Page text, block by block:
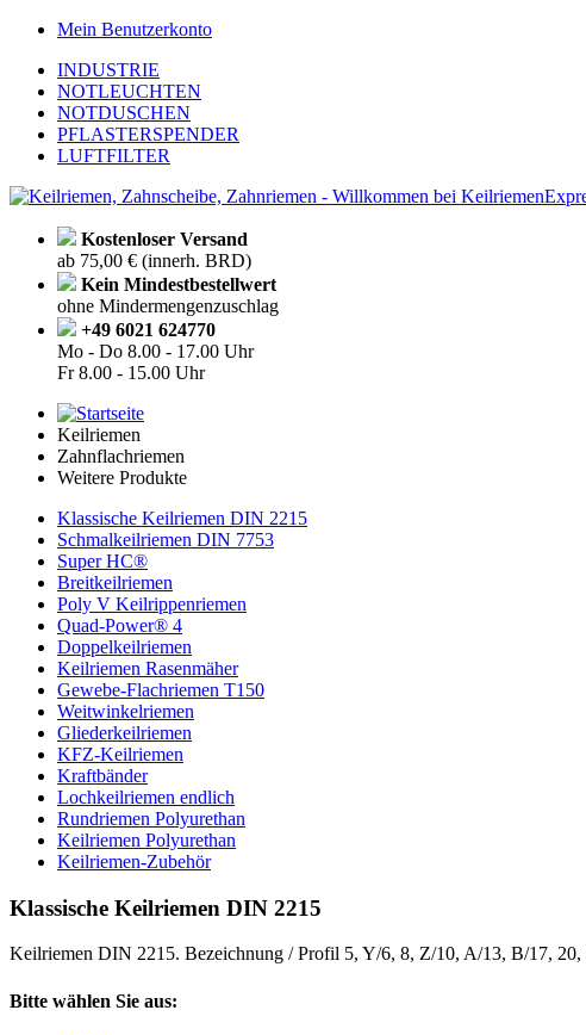
Mein Benutzerkonto
INDUSTRIE
NOTLEUCHTEN
NOTDUSCHEN
PFLASTERSPENDER
LUFTFILTER
Kostenloser Versand
ab 75,00 € (innerh. BRD)
Kein Mindestbestellwert
ohne Mindermengenzuschlag
+49 6021 624770
Mo - Do 8.00 - 17.00 Uhr
Fr8.00 - 15.00 Uhr
Keilriemen
Zahnflachriemen
Weitere Produkte
Klassische Keilriemen DIN 2215
Schmalkeilriemen DIN 7753
Super HC®
Breitkeilriemen
Poly V Keilrippenriemen
Quad-Power® 4
Doppelkeilriemen
Keilriemen Rasenmäher
Gewebe-Flachriemen T150
Weitwinkelriemen
Gliederkeilriemen
KFZ-Keilriemen
Kraftbänder
Lochkeilriemen endlich
Rundriemen Polyurethan
Keilriemen Polyurethan
Keilriemen-Zubehör
Klassische Keilriemen DIN 2215
Keilriemen DIN 2215. Bezeichnung / Profil 5, Y/6, 8, Z/10, A/13, B/17,
Bitte wählen Sie aus: